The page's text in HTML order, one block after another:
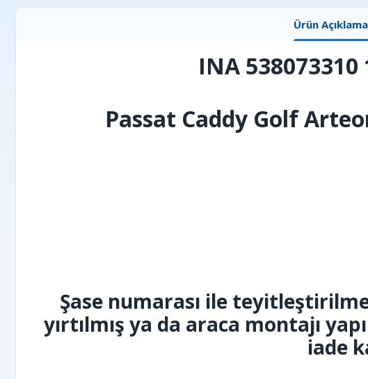
Ürün
INA
Passat Caddy Golf
Şase numarası ile
yırtılmış ya da araca montajı
iade